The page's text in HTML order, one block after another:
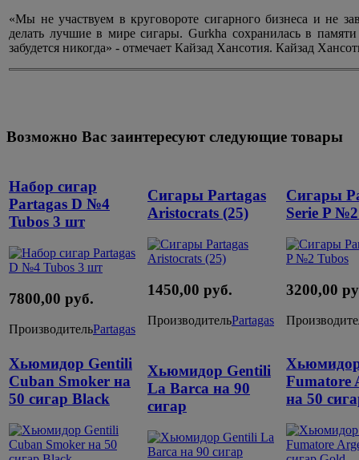
«Мы не участвуем в круговороте сигарного бизнеса и не
делать лучшие в мире сигары. Gurkha сохранилась в
забудется никогда» - отмечает Кайзад Хансотия. Кайзад
Возможно Вас заинтересуют следующие товары
Набор сигар
Partagas D №4
Tubos 3 шт
7800,00 руб.
ПроизводительPartagas
Сигары Partagas
Aristocrats (25)
1450,00 руб.
ПроизводительPartagas
Сигары
Serie P
3200,00
Хьюмидор Gentili
Cuban Smoker на
50 сигар Black
Хьюмидор Gentili
La Barca на 90
сигар
Fumatore
на 50